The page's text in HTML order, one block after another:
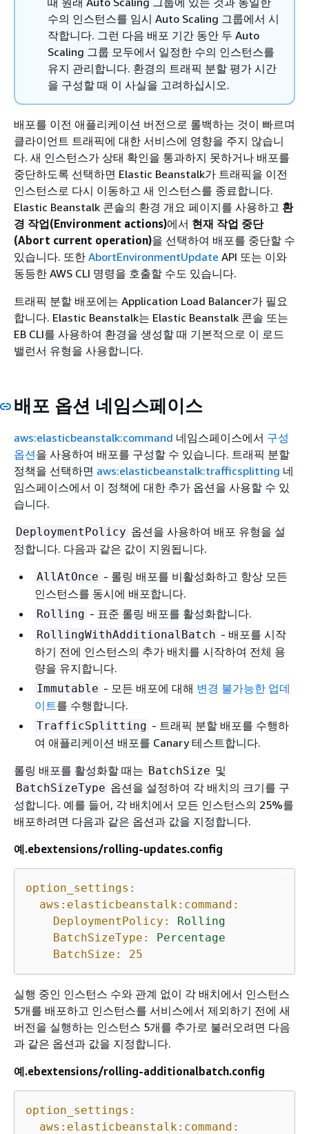
수의 인스턴스를 임시 Auto Scaling 그룹에서 시
작합니다. 그런 다음 배포 기간 동안 두 Auto
Scaling 그룹 모두에서 일정한 수의 인스턴스를
유지 관리합니다. 환경의 트래픽 분할 평가 시간
을 구성할 때 이 사실을 고려하십시오.
배포를 이전 애플리케이션 버전으로 롤백하는 것이 빠르며
클라이언트 트래픽에 대한 서비스에 영향을 주지 않습니
다. 새 인스턴스가 상태 확인을 통과하지 못하거나 배포를
중단하도록 선택하면 Elastic Beanstalk가 트래픽을 이전
인스턴스로 다시 이동하고 새 인스턴스를 종료합니다.
Elastic Beanstalk 콘솔의 환경 개요 페이지를 사용하고 환
경 작업(Environment actions)에서 현재 작업 중단
(Abort current operation)을 선택하여 배포를 중단할 수
있습니다. 또한 AbortEnvironmentUpdate API 또는 이와
동등한 AWS CLI 명령을 호출할 수도 있습니다.
트래픽 분할 배포에는 Application Load Balancer가 필요
합니다. Elastic Beanstalk는 Elastic Beanstalk 콘솔 또는
EB CLI를 사용하여 환경을 생성할 때 기본적으로 이 로드
밸런서 유형을 사용합니다.
배포 옵션 네임스페이스
aws:elasticbeanstalk:command 네임스페이스에서 구성
옵션을 사용하여 배포를 구성할 수 있습니다. 트래픽 분할
정책을 선택하면 aws:elasticbeanstalk:trafficsplitting 네
임스페이스에서 이 정책에 대한 추가 옵션을 사용할 수 있
습니다.
DeploymentPolicy 옵션을 사용하여 배포 유형을 설
정합니다. 다음과 같은 값이 지원됩니다.
AllAtOnce - 롤링 배포를 비활성화하고 항상 모든
인스턴스를 동시에 배포합니다.
Rolling - 표준 롤링 배포를 활성화합니다.
RollingWithAdditionalBatch - 배포를 시작
하기 전에 인스턴스의 추가 배치를 시작하여 전체 용
량을 유지합니다.
Immutable - 모든 배포에 대해 변경 불가능한 업데
이트를 수행합니다.
TrafficSplitting - 트래픽 분할 배포를 수행하
여 애플리케이션 배포를 Canary 테스트합니다.
롤링 배포를 활성화할 때는 BatchSize 및
BatchSizeType 옵션을 설정하여 각 배치의 크기를 구
성합니다. 예를 들어, 각 배치에서 모든 인스턴스의 25%를
배포하려면 다음과 같은 옵션과 값을 지정합니다.
예.ebextensions/rolling-updates.config
option_settings:
aws:elasticbeanstalk:command:
DeploymentPolicy:
Rolling
BatchSizeType:
Percentage
BatchSize:
25
실행 중인 인스턴스 수와 관계 없이 각 배치에서 인스턴스
5개를 배포하고 인스턴스를 서비스에서 제외하기 전에 새
버전을 실행하는 인스턴스 5개를 추가로 불러오려면 다음
과 같은 옵션과 값을 지정합니다.
예.ebextensions/rolling-additionalbatch.config
option_settings:
aws:elasticbeanstalk:command: